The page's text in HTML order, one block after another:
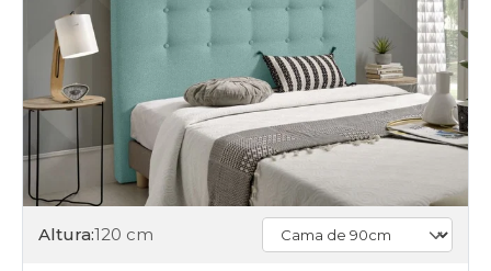
black-
friday
cabeceros
gris-
oscuro
verde
black-
friday
cabeceros
morado
verde
black-
Altura:120 cm